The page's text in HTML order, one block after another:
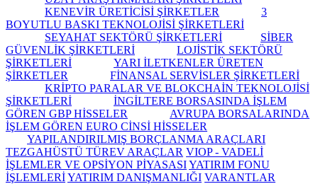
KENEVİR ÜRETİCİSİ ŞİRKETLER
3
BOYUTLU BASKI TEKNOLOJİSİ ŞİRKETLERİ
SEYAHAT SEKTÖRÜ ŞİRKETLERİ
SİBER
GÜVENLİK ŞİRKETLERİ
LOJİSTİK SEKTÖRÜ
ŞİRKETLERİ
YARI İLETKENLER ÜRETEN
ŞİRKETLER
FİNANSAL SERVİSLER ŞİRKETLERİ
KRİPTO PARALAR VE BLOKCHAİN TEKNOLOJİSİ
ŞİRKETLERİ
İNGİLTERE BORSASINDA İŞLEM
GÖREN GBP HİSSELER
AVRUPA BORSALARINDA
İŞLEM GÖREN EURO CİNSİ HİSSELER
YAPILANDIRILMIŞ BORÇLANMA ARAÇLARI
TEZGAHÜSTÜ TÜREV ARAÇLAR VIOP - VADELİ
İŞLEMLER VE OPSİYON PİYASASIYATIRIM FONU
İŞLEMLERİYATIRIM DANIŞMANLIĞI VARANTLAR